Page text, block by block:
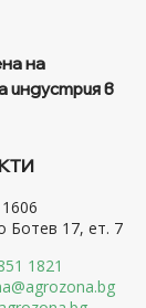
на
индустрия в
Ботев 17, ет. 7
1821